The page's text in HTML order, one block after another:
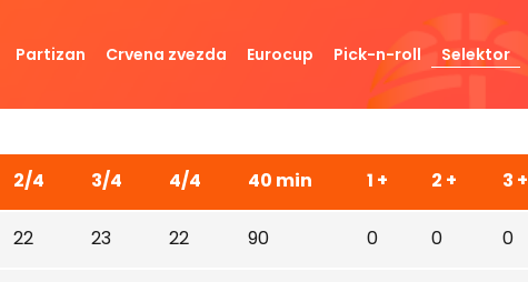
Partizan Crvena zvezda Eurocup Pick-n-roll Selektor
2/4 3/4 4/4 40 min 1 + 2 + 3 +
22 23 22 90 0 0 0